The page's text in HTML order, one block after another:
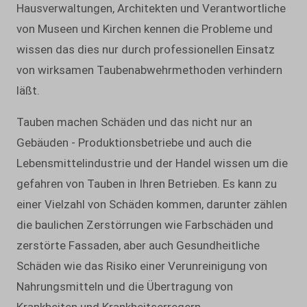
Hausverwaltungen, Architekten und Verantwortliche
von Museen und Kirchen kennen die Probleme und
wissen das dies nur durch professionellen Einsatz
von wirksamen Taubenabwehrmethoden verhindern
läßt.
Tauben machen Schäden und das nicht nur an
Gebäuden - Produktionsbetriebe und auch die
Lebensmittelindustrie und der Handel wissen um die
gefahren von Tauben in Ihren Betrieben. Es kann zu
einer Vielzahl von Schäden kommen, darunter zählen
die baulichen Zerstörrungen wie Farbschäden und
zerstörte Fassaden, aber auch Gesundheitliche
Schäden wie das Risiko einer Verunreinigung von
Nahrungsmitteln und die Übertragung von